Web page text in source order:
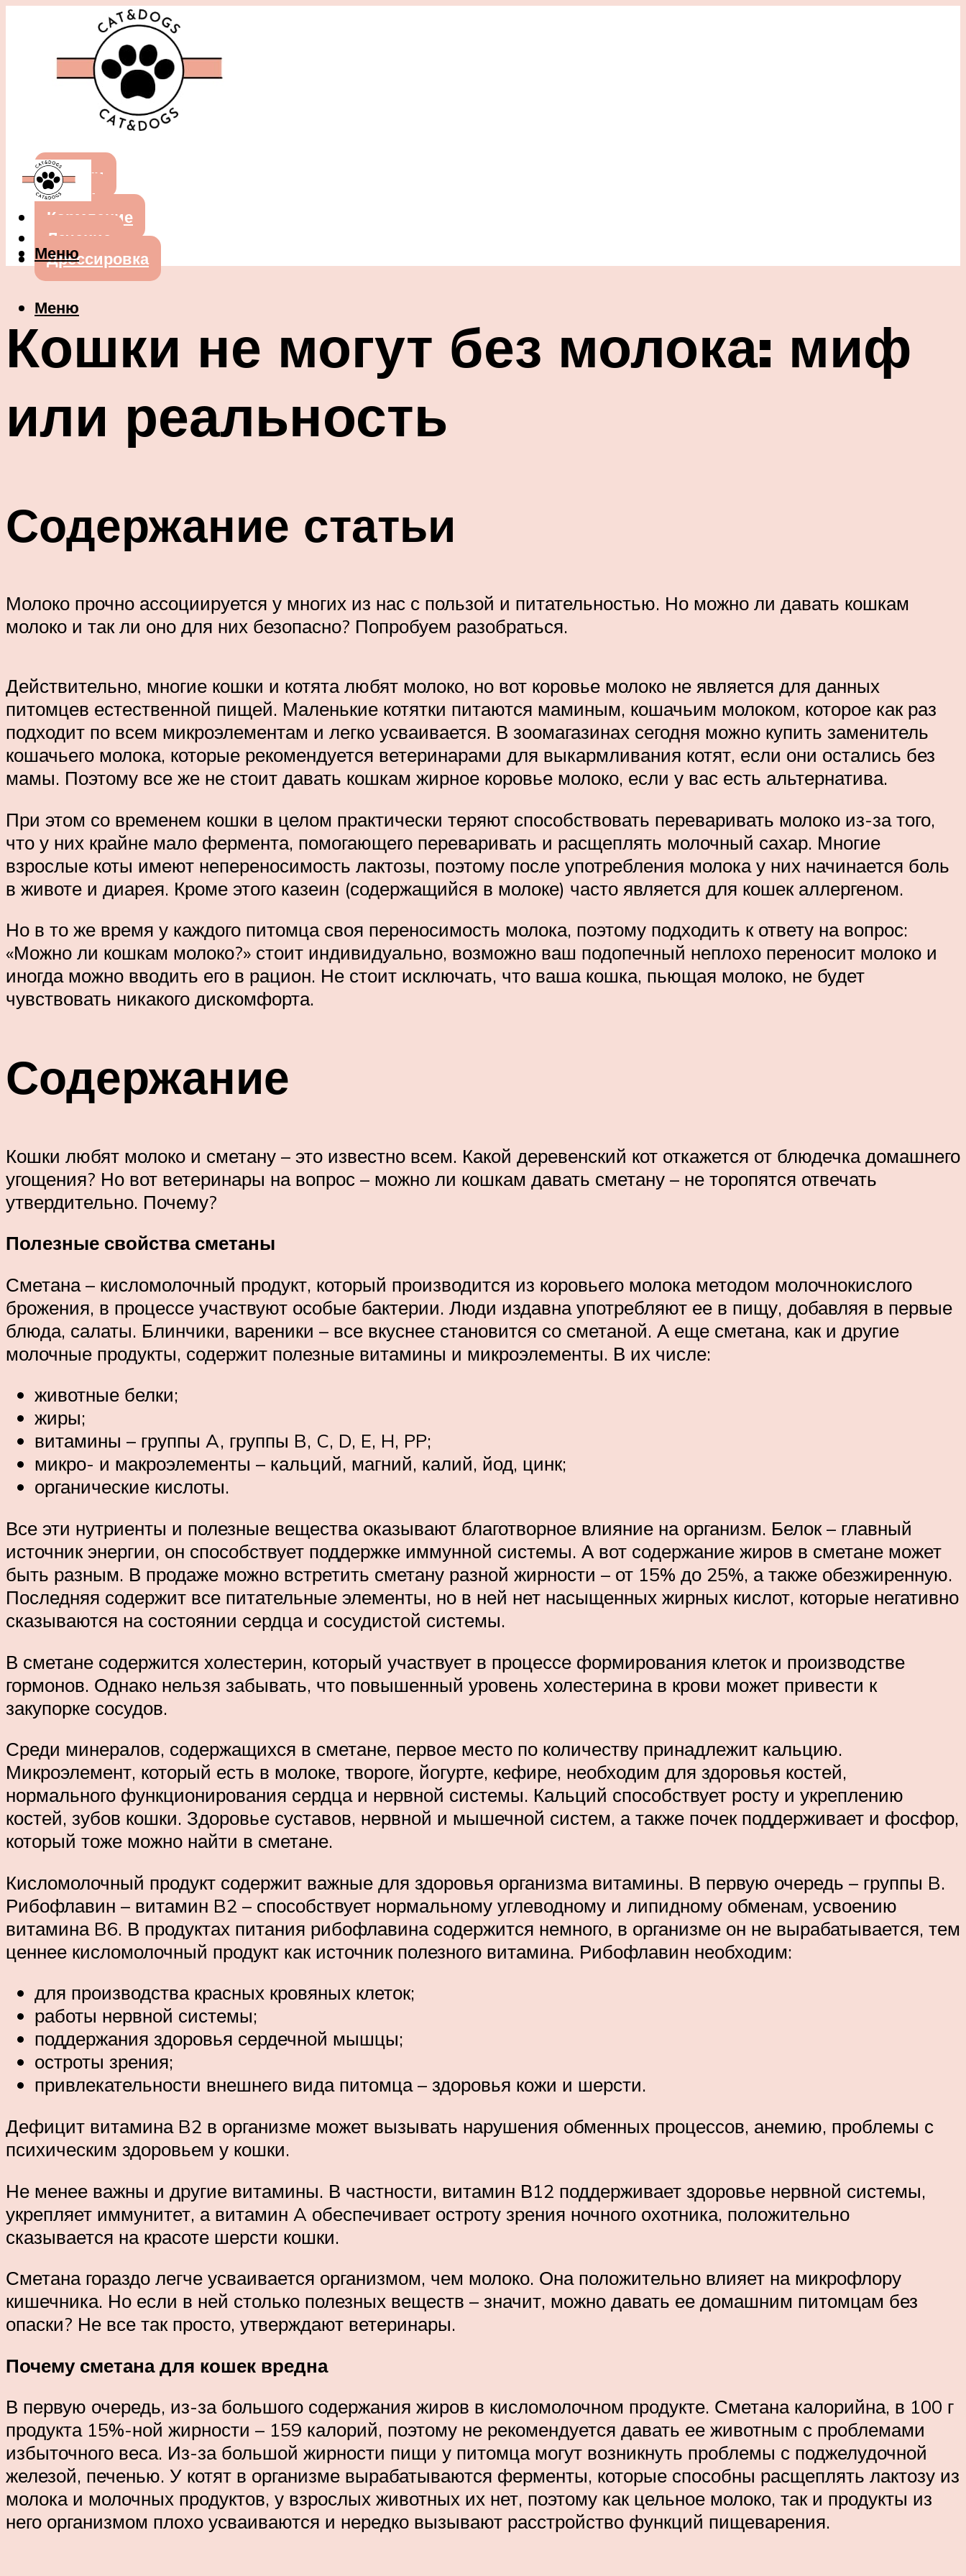
Собаки
Кошки
Кормление
Лечение
Дрессировка
Меню
Меню
Кошки не могут без молока: миф
или реальность
Содержание статьи
Молоко прочно ассоциируется у многих из нас с пользой и питательностью. Но можно ли давать кошкам
молоко и так ли оно для них безопасно? Попробуем разобраться.
Действительно, многие кошки и котята любят молоко, но вот коровье молоко не является для данных
питомцев естественной пищей. Маленькие котятки питаются маминым, кошачьим молоком, которое как раз
подходит по всем микроэлементам и легко усваивается. В зоомагазинах сегодня можно купить заменитель
кошачьего молока, которые рекомендуется ветеринарами для выкармливания котят, если они остались без
мамы. Поэтому все же не стоит давать кошкам жирное коровье молоко, если у вас есть альтернатива.
При этом со временем кошки в целом практически теряют способствовать переваривать молоко из-за того,
что у них крайне мало фермента, помогающего переваривать и расщеплять молочный сахар. Многие
взрослые коты имеют непереносимость лактозы, поэтому после употребления молока у них начинается боль
в животе и диарея. Кроме этого казеин (содержащийся в молоке) часто является для кошек аллергеном.
Но в то же время у каждого питомца своя переносимость молока, поэтому подходить к ответу на вопрос:
«Можно ли кошкам молоко?» стоит индивидуально, возможно ваш подопечный неплохо переносит молоко и
иногда можно вводить его в рацион. Не стоит исключать, что ваша кошка, пьющая молоко, не будет
чувствовать никакого дискомфорта.
Содержание
Кошки любят молоко и сметану – это известно всем. Какой деревенский кот откажется от блюдечка домашнего
угощения? Но вот ветеринары на вопрос – можно ли кошкам давать сметану – не торопятся отвечать
утвердительно. Почему?
Полезные свойства сметаны
Сметана – кисломолочный продукт, который производится из коровьего молока методом молочнокислого
брожения, в процессе участвуют особые бактерии. Люди издавна употребляют ее в пищу, добавляя в первые
блюда, салаты. Блинчики, вареники – все вкуснее становится со сметаной. А еще сметана, как и другие
молочные продукты, содержит полезные витамины и микроэлементы. В их числе:
животные белки;
жиры;
витамины – группы A, группы B, C, D, E, H, PP;
микро- и макроэлементы – кальций, магний, калий, йод, цинк;
органические кислоты.
Все эти нутриенты и полезные вещества оказывают благотворное влияние на организм. Белок – главный
источник энергии, он способствует поддержке иммунной системы. А вот содержание жиров в сметане может
быть разным. В продаже можно встретить сметану разной жирности – от 15% до 25%, а также обезжиренную.
Последняя содержит все питательные элементы, но в ней нет насыщенных жирных кислот, которые негативно
сказываются на состоянии сердца и сосудистой системы.
В сметане содержится холестерин, который участвует в процессе формирования клеток и производстве
гормонов. Однако нельзя забывать, что повышенный уровень холестерина в крови может привести к
закупорке сосудов.
Среди минералов, содержащихся в сметане, первое место по количеству принадлежит кальцию.
Микроэлемент, который есть в молоке, твороге, йогурте, кефире, необходим для здоровья костей,
нормального функционирования сердца и нервной системы. Кальций способствует росту и укреплению
костей, зубов кошки. Здоровье суставов, нервной и мышечной систем, а также почек поддерживает и фосфор,
который тоже можно найти в сметане.
Кисломолочный продукт содержит важные для здоровья организма витамины. В первую очередь – группы B.
Рибофлавин – витамин B2 – способствует нормальному углеводному и липидному обменам, усвоению
витамина B6. В продуктах питания рибофлавина содержится немного, в организме он не вырабатывается, тем
ценнее кисломолочный продукт как источник полезного витамина. Рибофлавин необходим:
для производства красных кровяных клеток;
работы нервной системы;
поддержания здоровья сердечной мышцы;
остроты зрения;
привлекательности внешнего вида питомца – здоровья кожи и шерсти.
Дефицит витамина B2 в организме может вызывать нарушения обменных процессов, анемию, проблемы с
психическим здоровьем у кошки.
Не менее важны и другие витамины. В частности, витамин В12 поддерживает здоровье нервной системы,
укрепляет иммунитет, а витамин A обеспечивает остроту зрения ночного охотника, положительно
сказывается на красоте шерсти кошки.
Сметана гораздо легче усваивается организмом, чем молоко. Она положительно влияет на микрофлору
кишечника. Но если в ней столько полезных веществ – значит, можно давать ее домашним питомцам без
опаски? Не все так просто, утверждают ветеринары.
Почему сметана для кошек вредна
В первую очередь, из-за большого содержания жиров в кисломолочном продукте. Сметана калорийна, в 100 г
продукта 15%-ной жирности – 159 калорий, поэтому не рекомендуется давать ее животным с проблемами
избыточного веса. Из-за большой жирности пищи у питомца могут возникнуть проблемы с поджелудочной
железой, печенью. У котят в организме вырабатываются ферменты, которые способны расщеплять лактозу из
молока и молочных продуктов, у взрослых животных их нет, поэтому как цельное молоко, так и продукты из
него организмом плохо усваиваются и нередко вызывают расстройство функций пищеварения.